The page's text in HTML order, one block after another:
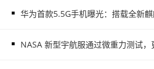
华为首款5.5G手机曝光：搭载全新
NASA 新型宇航服通过微重力测试